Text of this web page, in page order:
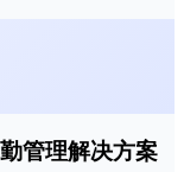
管理解决方案